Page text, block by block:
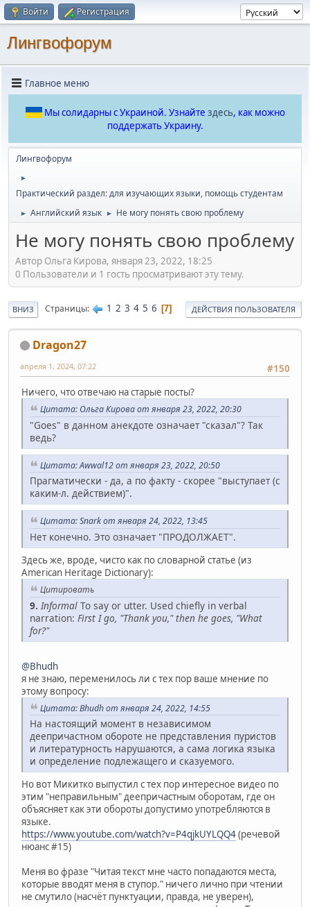
Войти Регистрация
Лингвофорум
Главное меню
Мы солидарны с Украиной. Узнайте здесь, как можно
поддержать Украину.
Лингвофорум
►
Практический раздел: для изучающих языки, помощь студентам
► Английский язык ► Не могу понять свою проблему
Не могу понять свою проблему
Автор Ольга Кирова, января 23, 2022, 18:25
0 Пользователи и 1 гость просматривают эту тему.
ВНИЗ Страницы 1 2 3 4 5 6 7 ДЕЙСТВИЯ ПОЛЬЗОВАТЕЛЯ
Dragon27
#150
апреля 1, 2024, 07:22
Ничего, что отвечаю на старые посты?
Цитата: Ольга Кирова от января 23, 2022, 20:30
"Goes" в данном анекдоте означает "сказал"? Так
ведь?
Цитата: Awwal12 от января 23, 2022, 20:50
Прагматически - да, а по факту - скорее "выступает (с
каким-л. действием)".
Цитата: Snark от января 24, 2022, 13:45
Нет конечно. Это означает "ПРОДОЛЖАЕТ".
Здесь же, вроде, чисто как по словарной статье (из
American Heritage Dictionary):
Цитировать
9. Informal To say or utter. Used chiefly in verbal
narration: First I go, "Thank you," then he goes, "What
for?"
@Bhudh
я не знаю, переменилось ли с тех пор ваше мнение по
этому вопросу:
Цитата: Bhudh от января 24, 2022, 14:55
На настоящий момент в независимом
деепричастном обороте не представления пуристов
и литературность нарушаются, а сама логика языка
и определение подлежащего и сказуемого.
Но вот Микитко выпустил с тех пор интересное видео по
этим "неправильным" деепричастным оборотам, где он
объясняет как эти обороты допустимо употребляются в
языке.
https://www.youtube.com/watch?v=P4qjkUYLQQ4(речевой
нюанс #15)
Меня во фразе "Читая текст мне часто попадаются места,
которые вводят меня в ступор." ничего лично при чтении
не смутило (насчёт пунктуации, правда, не уверен),